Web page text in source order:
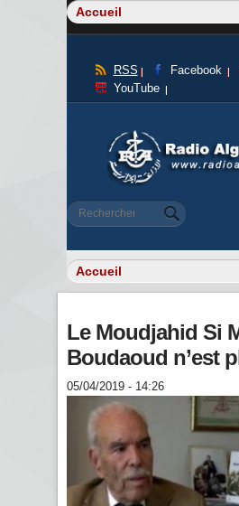
RSS Facebook
YouTube
Formulaire de
Rechercher
Le Moudjahid Si
Boudaoud n’est
05/04/2019 - 14:26